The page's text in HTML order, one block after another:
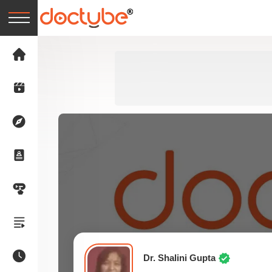
Dr. Shalini Gupta